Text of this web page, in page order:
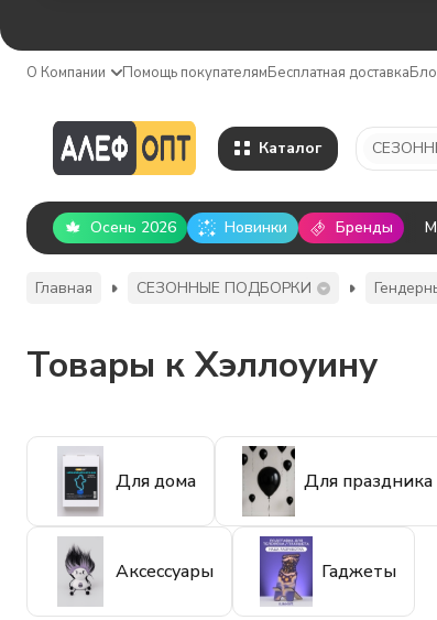
О Компании Помощь покупателямБесплатная доставка
Каталог
Осень 2026 Новинки Бренды
Главная СЕЗОННЫЕ ПОДБОРКИ
Товары к Хэллоуину
Для дома Для праздника
Аксессуары Гаджеты